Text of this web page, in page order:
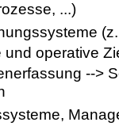
...)
und operative
-->